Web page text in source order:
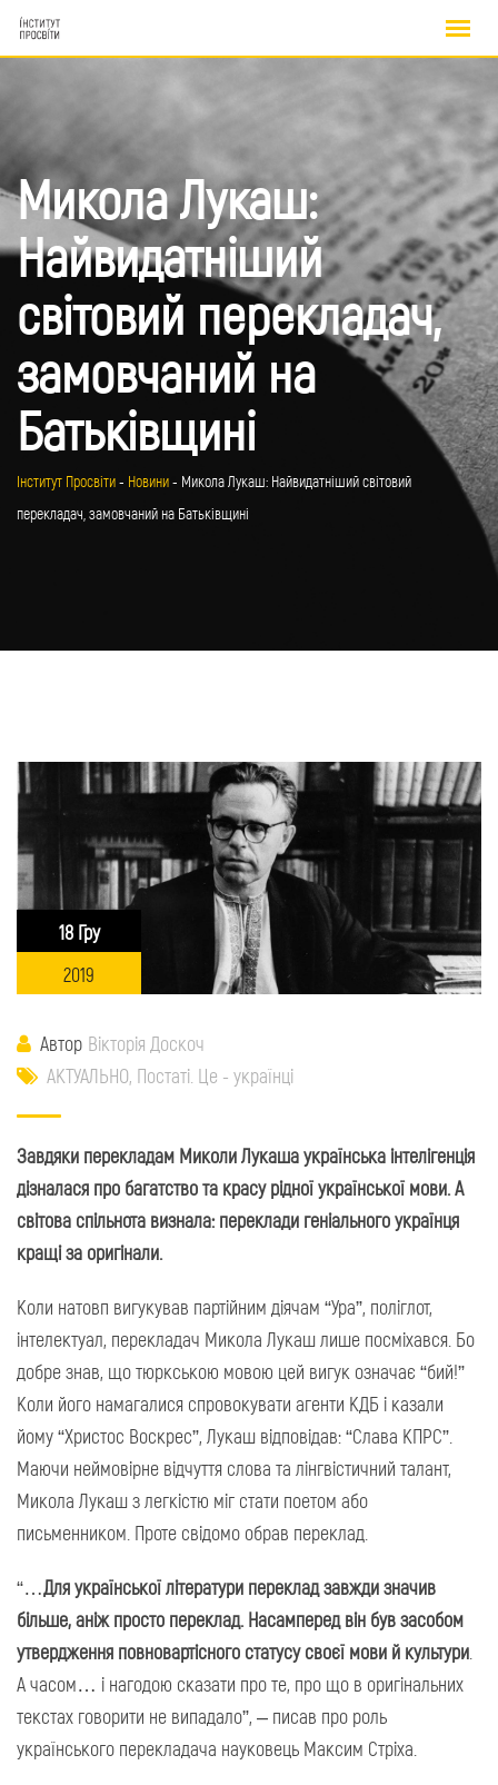
Skip
Микола Лукаш:
Найвидатніший
світовий перекладач,
замовчаний на
Батьківщині
Інститут Просвіти- Новини- Микола Лукаш: Найвидатніший світовий
перекладач, замовчаний на Батьківщині
18 Гру
2019
Автор Вікторія Доскоч
АКТУАЛЬНО, Постаті. Це - українці
Завдяки перекладам Миколи Лукаша українська інтелігенція
дізналася про багатство та красу рідної української мови. А
світова спільнота визнала: переклади геніального українця
кращі за оригінали.
Коли натовп вигукував партійним діячам “Ура”, поліглот,
інтелектуал, перекладач Микола Лукаш лише посміхався. Бо
добре знав, що тюркською мовою цей вигук означає “бий!”
Коли його намагалися спровокувати агенти КДБ і казали
йому “Христос Воскрес”, Лукаш відповідав: “Слава КПРС”.
Маючи неймовірне відчуття слова та лінгвістичний талант,
Микола Лукаш з легкістю міг стати поетом або
письменником. Проте свідомо обрав переклад.
“…Для української літератури переклад завжди значив
більше, аніж просто переклад. Насамперед він був засобом
утвердження повновартісного статусу своєї мови й культури
А часом… і нагодою сказати про те, про що в оригінальних
текстах говорити не випадало”, – писав про роль
українського перекладача науковець Максим Стріха.